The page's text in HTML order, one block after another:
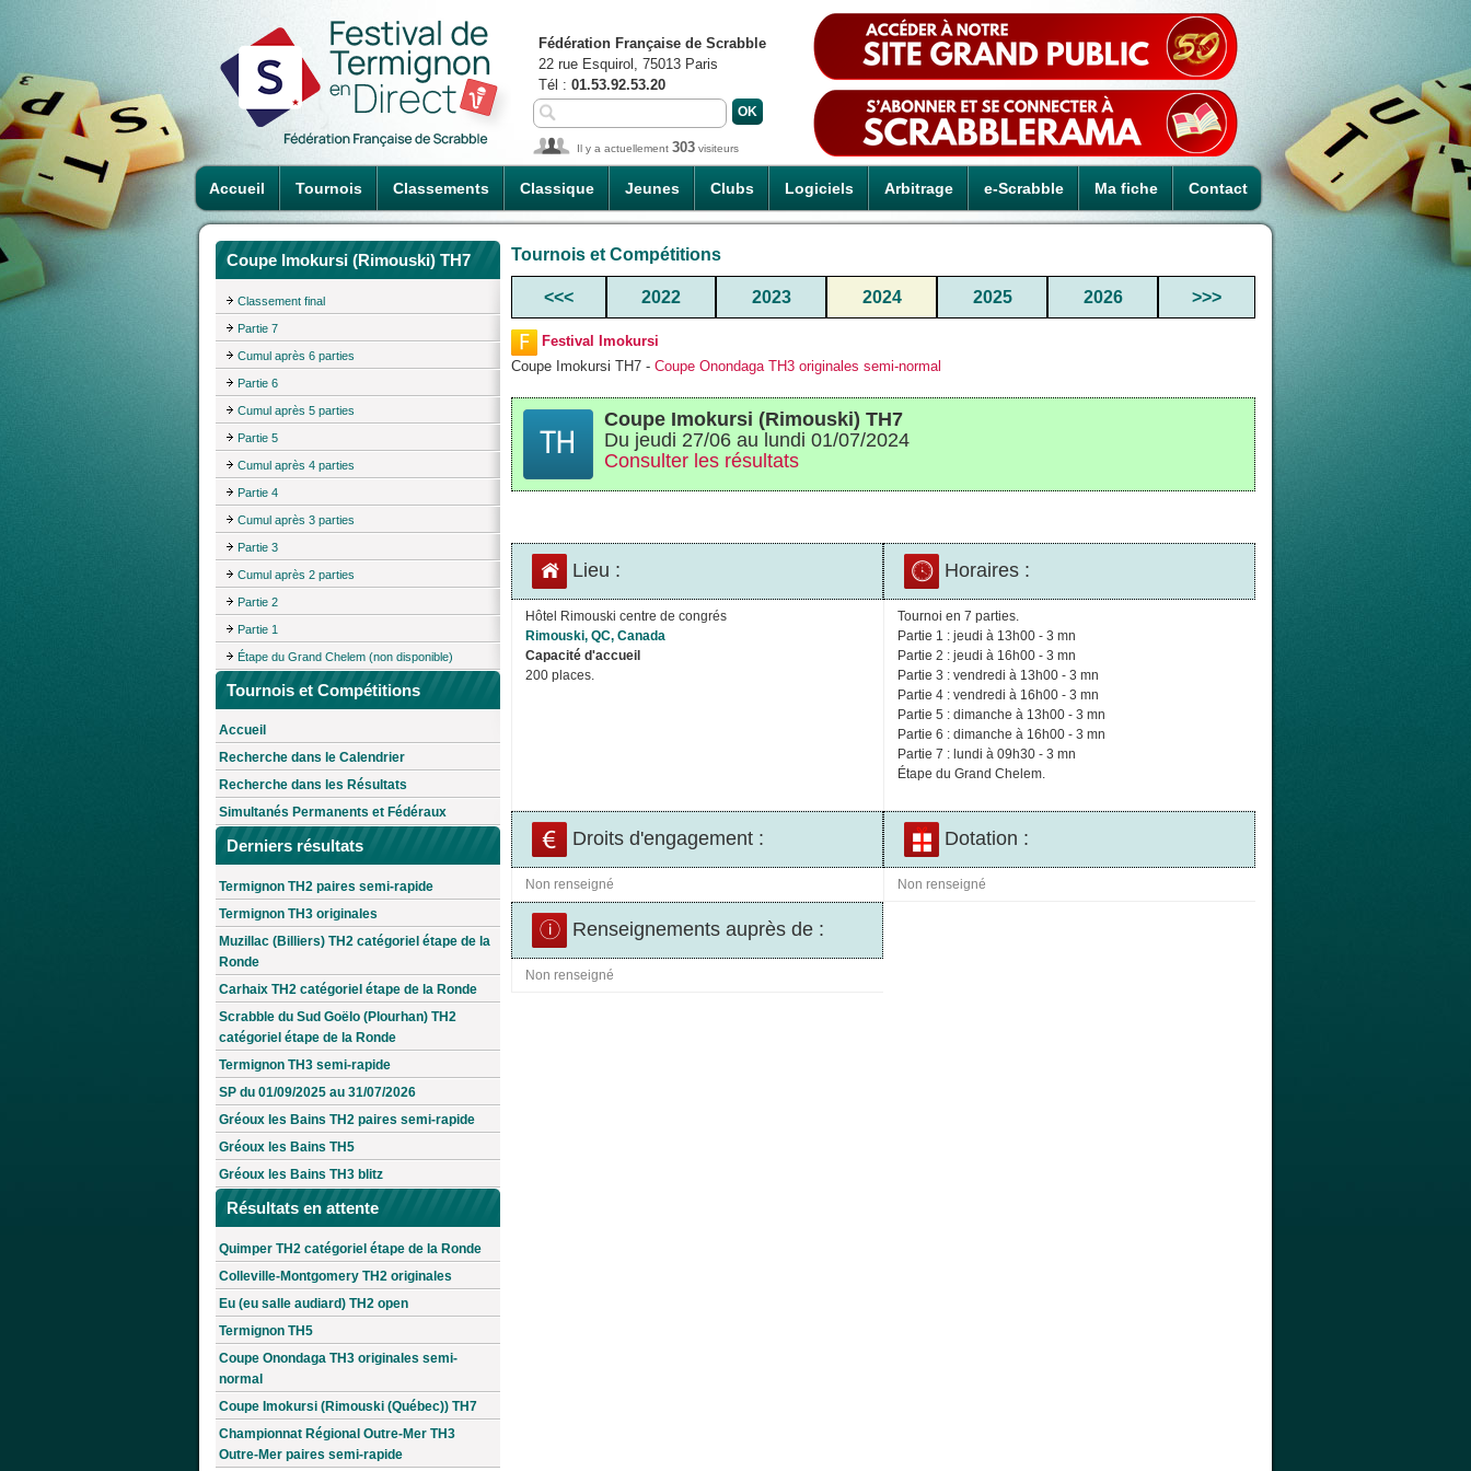
Accueil Tournois Classements Classique Jeunes Clubs Logiciels Arbitrage e-Scrabble Ma fiche Contact
Fédération Française de Scrabble
22 rue Esquirol, 75013 Paris
Tél : 01.53.92.53.20
Il y a actuellement 303 visiteurs
Coupe Imokursi (Rimouski) TH7
Classement final
Partie 7
Cumul après 6 parties
Partie 6
Cumul après 5 parties
Partie 5
Cumul après 4 parties
Partie 4
Cumul après 3 parties
Partie 3
Cumul après 2 parties
Partie 2
Partie 1
Étape du Grand Chelem (non disponible)
Tournois et Compétitions
Accueil
Recherche dans le Calendrier
Recherche dans les Résultats
Simultanés Permanents et Fédéraux
Derniers résultats
Termignon TH2 paires semi-rapide
Termignon TH3 originales
Muzillac (Billiers) TH2 catégoriel étape de la
Ronde
Carhaix TH2 catégoriel étape de la Ronde
Scrabble du Sud Goëlo (Plourhan) TH2
catégoriel étape de la Ronde
Termignon TH3 semi-rapide
SP du 01/09/2025 au 31/07/2026
Gréoux les Bains TH2 paires semi-rapide
Gréoux les Bains TH5
Gréoux les Bains TH3 blitz
Résultats en attente
Quimper TH2 catégoriel étape de la Ronde
Colleville-Montgomery TH2 originales
Eu (eu salle audiard) TH2 open
Termignon TH5
Coupe Onondaga TH3 originales semi-
normal
Coupe Imokursi (Rimouski (Québec)) TH7
Championnat Régional Outre-Mer TH3
Outre-Mer paires semi-rapide
Tournois et Compétitions
<<< 2022 2023 2024 2025 2026 >>>
Festival Imokursi
Coupe Imokursi TH7 - Coupe Onondaga TH3 originales semi-normal
Coupe Imokursi (Rimouski) TH7
Du jeudi 27/06 au lundi 01/07/2024
Consulter les résultats
Lieu : Horaires :
Hôtel Rimouski centre de congrés
Rimouski, QC, Canada
Capacité d'accueil
200 places.
Tournoi en 7 parties.
Partie 1 : jeudi à 13h00 - 3 mn
Partie 2 : jeudi à 16h00 - 3 mn
Partie 3 : vendredi à 13h00 - 3 mn
Partie 4 : vendredi à 16h00 - 3 mn
Partie 5 : dimanche à 13h00 - 3 mn
Partie 6 : dimanche à 16h00 - 3 mn
Partie 7 : lundi à 09h30 - 3 mn
Étape du Grand Chelem.
Droits d'engagement : Dotation :
Non renseigné Non renseigné
Renseignements auprès de :
Non renseigné